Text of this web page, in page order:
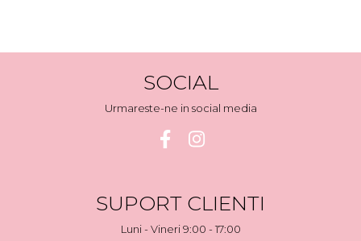
SOCIAL
Urmareste-ne in social media
SUPORT CLIENTI
Luni - Vineri 9:00 - 17:00